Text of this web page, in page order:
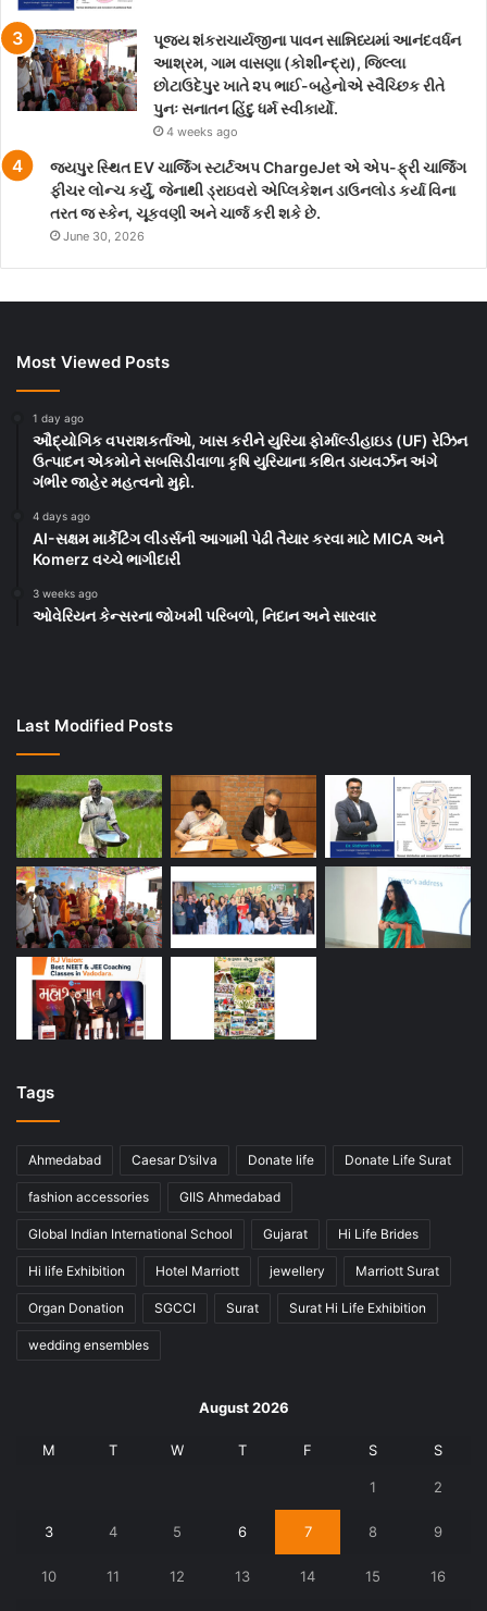
પૂજ્ય શંકરાચાર્યજીના પાવન સાન્નિધ્યમાં આનંદવર્ધન
આશ્રમ, ગામ વાસણા (કોશીન્દ્રા), જિલ્લા
છોટાઉદેપુર ખાતે ૨૫ ભાઈ-બહેનોએ સ્વૈચ્છિક રીતે
પુનઃ સનાતન હિંદુ ધર્મ સ્વીકાર્યો.
4 weeks ago
જયપુર સ્થિત EV ચાર્જિંગ સ્ટાર્ટઅપ ChargeJet એ એપ-ફ્રી ચાર્જિંગ
ફીચર લોન્ચ કર્યું, જેનાથી ડ્રાઇવરો એપ્લિકેશન ડાઉનલોડ કર્યા વિના
તરત જ સ્કેન, ચૂકવણી અને ચાર્જ કરી શકે છે.
June 30, 2026
Most Viewed Posts
1 day ago
ઔદ્યોગિક વપરાશકર્તાઓ, ખાસ કરીને યુરિયા ફોર્માલ્ડીહાઇડ (UF) રેઝિન
ઉત્પાદન એકમોને સબસિડીવાળા કૃષિ યુરિયાના કથિત ડાયવર્ઝન અંગે
ગંભીર જાહેર મહત્વનો મુદ્દો.
4 days ago
AI-સક્ષમ માર્કેટિંગ લીડર્સની આગામી પેઢી તૈયાર કરવા માટે MICA અને
Komerz વચ્ચે ભાગીદારી
3 weeks ago
ઓવેરિયન કેન્સરના જોખમી પરિબળો, નિદાન અને સારવાર
Last Modified Posts
Tags
Ahmedabad Caesar D’silva Donate life Donate Life Surat
fashion accessories GIIS Ahmedabad
Global Indian International School Gujarat Hi Life Brides
Hi life Exhibition Hotel Marriott jewellery Marriott Surat
Organ Donation SGCCI Surat Surat Hi Life Exhibition
wedding ensembles
August 2026
M T W T F S S
1 2
3 4 5 6 7 8 9
10 11 12 13 14 15 16